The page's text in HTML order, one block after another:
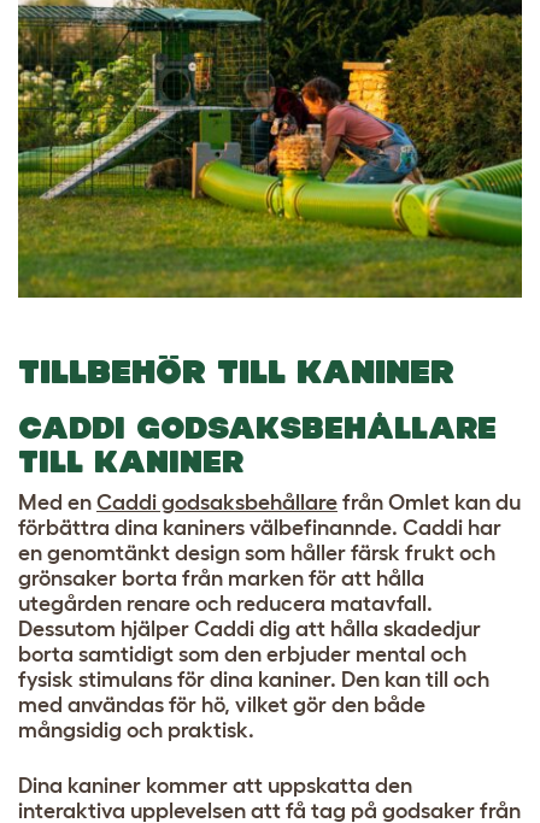
TILLBEHÖR TILL KANINER
CADDI GODSAKSBEHÅLLARE
TILL KANINER
Med en Caddi godsaksbehållare från Omlet kan du
förbättra dina kaniners välbefinannde. Caddi har
en genomtänkt design som håller färsk frukt och
grönsaker borta från marken för att hålla
utegården renare och reducera matavfall.
Dessutom hjälper Caddi dig att hålla skadedjur
borta samtidigt som den erbjuder mental och
fysisk stimulans för dina kaniner. Den kan till och
med användas för hö, vilket gör den både
mångsidig och praktisk.
Dina kaniner kommer att uppskatta den
interaktiva upplevelsen att få tag på godsaker från